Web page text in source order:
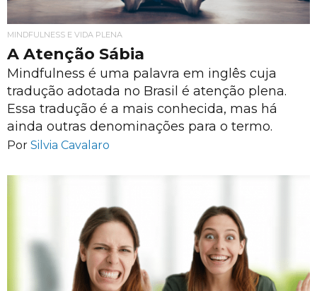
MINDFULNESS E VIDA PLENA
A Atenção Sábia
Mindfulness é uma palavra em inglês cuja
tradução adotada no Brasil é atenção plena.
Essa tradução é a mais conhecida, mas há
ainda outras denominações para o termo.
Por Silvia Cavalaro